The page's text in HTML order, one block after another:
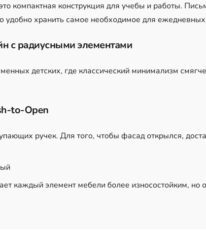
компактная конструкция для учебы и работы.
удобно хранить самое необходимое для ежедневных
с радиусными элементами
детских, где классический минимализм
to-Open
ручек. Для того, чтобы фасад открылся,
каждый элемент мебели более износостойким, но